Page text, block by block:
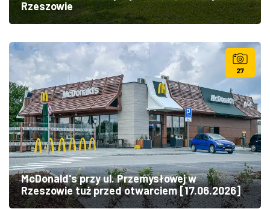
Rzeszowie
27
McDonald's przy ul. Przemysłowej w
Rzeszowie tuż przed otwarciem [17.06.2026]